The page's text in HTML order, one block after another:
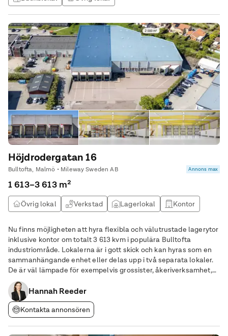
Höjdrodergatan 16
Bulltofta, Malmö • Mileway Sweden AB Annons max
1 613–3 613 m²
Övrig lokal Verkstad Lagerlokal Kontor
Nu finns möjligheten att hyra flexibla och välutrustade lagerytor
inklusive kontor om totalt 3 613 kvm i populära Bulltofta
industriområde. Lokalerna är i gott skick och kan hyras som en
sammanhängande enhet eller delas upp i två separata lokaler.
De är väl lämpade för exempelvis grossister, åkeriverksamhet,
produktion eller terminalverksamhet. Lokalens höjdpunkter: •
Totalt 7 lasthus och 1
Hannah Reeder
Kontakta annonsören